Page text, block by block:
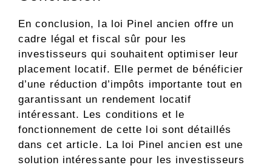
En conclusion, la loi Pinel ancien offre un
cadre légal et fiscal sûr pour les
investisseurs qui souhaitent optimiser leur
placement locatif. Elle permet de bénéficier
d’une réduction d’impôts importante tout en
garantissant un rendement locatif
intéressant. Les conditions et le
fonctionnement de cette loi sont détaillés
dans cet article. La loi Pinel ancien est une
solution intéressante pour les investisseurs